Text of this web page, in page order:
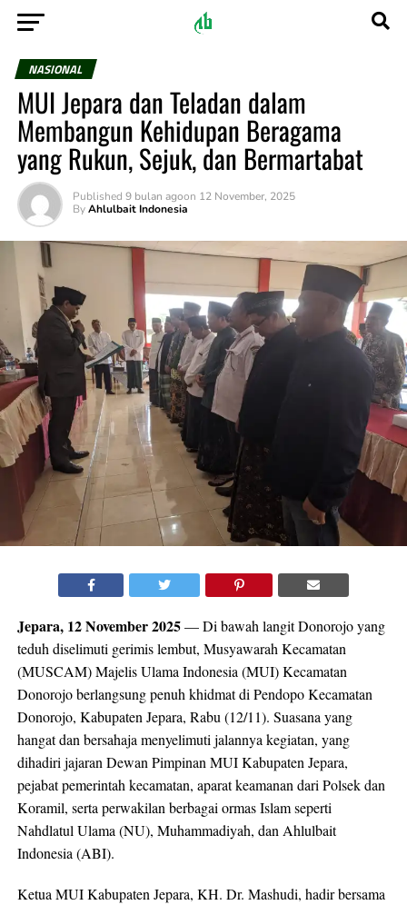
NASIONAL
MUI Jepara dan Teladan dalam
Membangun Kehidupan Beragama
yang Rukun, Sejuk, dan Bermartabat
Published 9 bulan agoon 12 November, 2025
By Ahlulbait Indonesia
Jepara, 12 November 2025— Di bawah langit Donorojo yang
teduh diselimuti gerimis lembut, Musyawarah Kecamatan
(MUSCAM) Majelis Ulama Indonesia (MUI) Kecamatan
Donorojo berlangsung penuh khidmat di Pendopo Kecamatan
Donorojo, Kabupaten Jepara, Rabu (12/11). Suasana yang
hangat dan bersahaja menyelimuti jalannya kegiatan, yang
dihadiri jajaran Dewan Pimpinan MUI Kabupaten Jepara,
pejabat pemerintah kecamatan, aparat keamanan dari Polsek dan
Koramil, serta perwakilan berbagai ormas Islam seperti
Nahdlatul Ulama (NU), Muhammadiyah, dan Ahlulbait
Indonesia (ABI).
Ketua MUI Kabupaten Jepara, KH. Dr. Mashudi, hadir bersama